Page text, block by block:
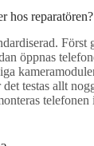
hos reparatören?
Först
öppnas
testas allt